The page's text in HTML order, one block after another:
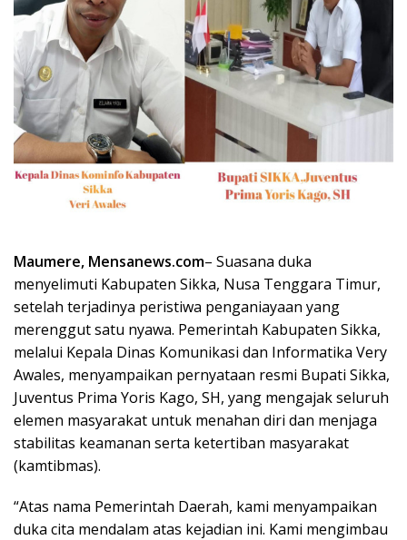
Maumere, Mensanews.com– Suasana duka
menyelimuti Kabupaten Sikka, Nusa Tenggara Timur,
setelah terjadinya peristiwa penganiayaan yang
merenggut satu nyawa. Pemerintah Kabupaten Sikka,
melalui Kepala Dinas Komunikasi dan Informatika Very
Awales, menyampaikan pernyataan resmi Bupati Sikka,
Juventus Prima Yoris Kago, SH, yang mengajak seluruh
elemen masyarakat untuk menahan diri dan menjaga
stabilitas keamanan serta ketertiban masyarakat
(kamtibmas).
“Atas nama Pemerintah Daerah, kami menyampaikan
duka cita mendalam atas kejadian ini. Kami mengimbau